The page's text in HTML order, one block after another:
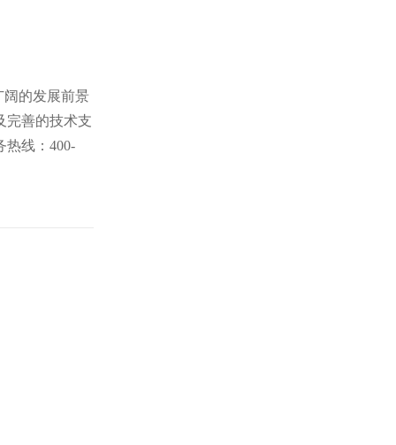
阔的发展前景
完善的技术支
热线：400-